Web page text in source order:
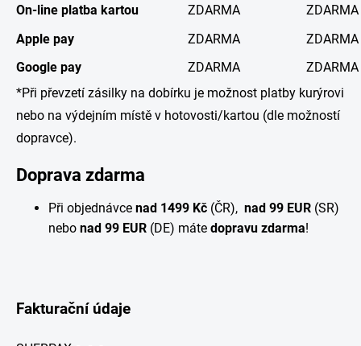
On-line platba kartou
ZDARMA
ZDARMA
Apple pay
ZDARMA
ZDARMA
Google pay
ZDARMA
ZDARMA
*Při převzetí zásilky na dobírku je možnost platby kurýrovi
nebo na výdejním místě v hotovosti/kartou (dle možností
dopravce).
Doprava zdarma
Při objednávce nad 1499 Kč (ČR), nad 99 EUR (SR)
nebo nad 99 EUR (DE) máte dopravu zdarma!
Fakturační údaje